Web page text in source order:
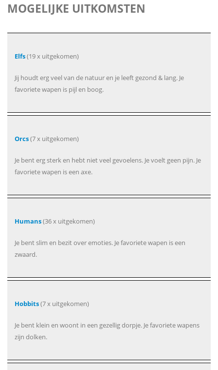
MOGELIJKE UITKOMSTEN
Elfs(19 x uitgekomen)
Jij houdt erg veel van de natuur en je leeft gezond & lang. Je
favoriete wapen is pijl en boog.
Orcs(7 x uitgekomen)
Je bent erg sterk en hebt niet veel gevoelens. Je voelt geen pijn. Je
favoriete wapen is een axe.
Humans(36 x uitgekomen)
Je bent slim en bezit over emoties. Je favoriete wapen is een
zwaard.
Hobbits(7 x uitgekomen)
Je bent klein en woont in een gezellig dorpje. Je favoriete wapens
zijn dolken.